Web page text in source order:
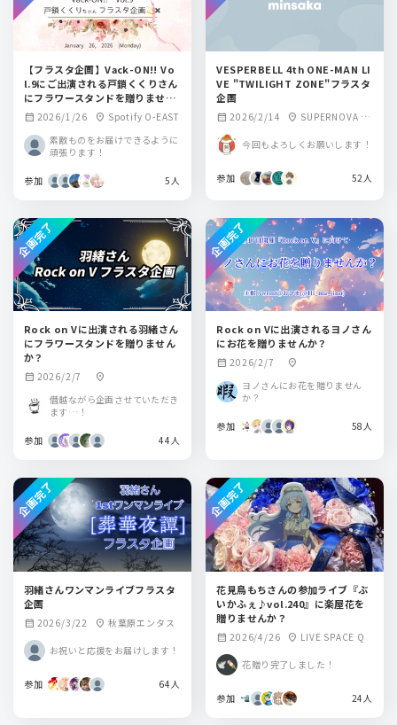
【フラスタ企画】Vack-ON!! Vo
l.9にご出演される戸鎖くくりさん
にフラワースタンドを贈りません
か？
calendar_month 2026/1/26 location_on Spotify O-EAST
素敵ものをお届けできるように
頑張ります！
参加 5人
VESPERBELL 4th ONE-MAN LI
VE "TWILIGHT ZONE"フラスタ
企画
calendar_month 2026/2/14 location_on SUPERNOVA KA
今回もよろしくお願いします！
参加 52人
Rock on Vに出演される羽緒さん
にフラワースタンドを贈りません
か？
calendar_month 2026/2/7 location_on
僭越ながら企画させていただき
ます…！
参加 44人
企画完了
Rock on Vに出演されるヨノさん
にお花を贈りませんか？
calendar_month 2026/2/7 location_on
ヨノさんにお花を贈りません
か？
参加 58人
企画完了
羽緒さんワンマンライブフラスタ
企画
calendar_month 2026/3/22 location_on 秋葉原エンタス
お祝いと応援をお届けします！
参加 64人
企画完了
花見鳥もちさんの参加ライブ『ぶ
いかふぇ♪vol.240』に楽屋花を
贈りませんか？
calendar_month 2026/4/26 location_on LIVE SPACE Q
花贈り完了しました！
参加 24人
企画完了